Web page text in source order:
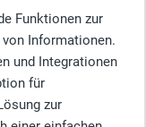
Funktionen zur
Informationen.
und Integrationen
für
zur